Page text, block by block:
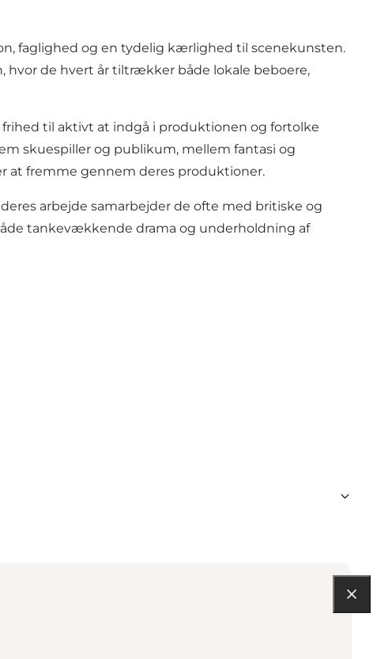
faglighed og en tydelig kærlighed til scenekunsten.
hvor de hvert år tiltrækker både lokale beboere,
til aktivt at indgå i produktionen og fortolke
skuespiller og publikum, mellem fantasi og
at fremme gennem deres produktioner.
arbejde samarbejder de ofte med britiske og
tankevækkende drama og underholdning af